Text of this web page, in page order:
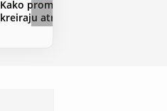
Kako promene na tržištu
kreiraju atraktivne prilike